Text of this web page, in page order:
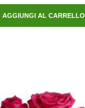
AGGIUNGI AL CARRELLO